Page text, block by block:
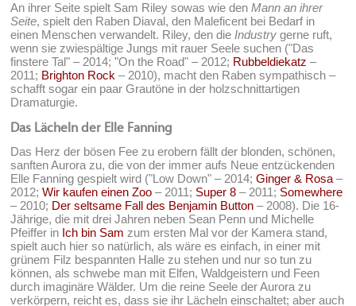
An ihrer Seite spielt Sam Riley sowas wie denMann an ihrer
Seite, spielt den Raben Diaval, den Maleficent bei Bedarf in
einen Menschen verwandelt. Riley, den die Industry gerne ruft,
wenn sie zwiespältige Jungs mit rauer Seele suchen ("Das
finstere Tal" – 2014; "On the Road" – 2012; Rubbeldiekatz –
2011; Brighton Rock – 2010), macht den Raben sympathisch –
schafft sogar ein paar Grautöne in der holzschnittartigen
Dramaturgie.
Das Lächeln der Elle Fanning
Das Herz der bösen Fee zu erobern fällt der blonden, schönen,
sanften Aurora zu, die von der immer aufs Neue entzückenden
Elle Fanning gespielt wird ("Low Down" – 2014;Ginger & Rosa –
2012;Wir kaufen einen Zoo – 2011; Super 8 – 2011; Somewhere
– 2010; Der seltsame Fall des Benjamin Button – 2008). Die 16-
Jährige, die mit drei Jahren neben Sean Penn und Michelle
Pfeiffer in Ich bin Sam zum ersten Mal vor der Kamera stand,
spielt auch hier so natürlich, als wäre es einfach, in einer mit
grünem Filz bespannten Halle zu stehen und nur so tun zu
können, als schwebe man mit Elfen, Waldgeistern und Feen
durch imaginäre Wälder. Um die reine Seele der Aurora zu
verkörpern, reicht es, dass sie ihr Lächeln einschaltet; aber auch